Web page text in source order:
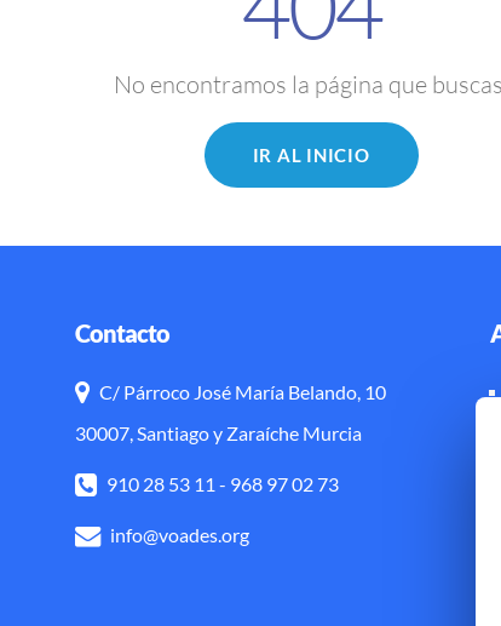
No encontramos la página que
IR AL INICIO
Contacto
C/ Párroco José María Belando, 10
30007, Santiago y Zaraíche Murcia
910 28 53 11 - 968 97 02 73
info@voades.org